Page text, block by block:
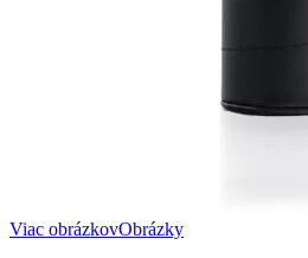
Viac obrázkovObrázky